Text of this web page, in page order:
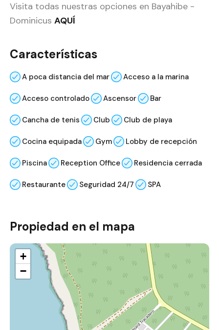
Visita todas nuestras opciones en Bayahibe -
Dominicus AQUÍ
Características
A poca distancia del mar Acceso a la marina
Acceso controlado Ascensor Bar
Cancha de tenis Club Club de playa
Cocina equipada Gym Lobby de recepción
Piscina Reception Office Residencia cerrada
Restaurante Seguridad 24/7 SPA
Propiedad en el mapa
+
−